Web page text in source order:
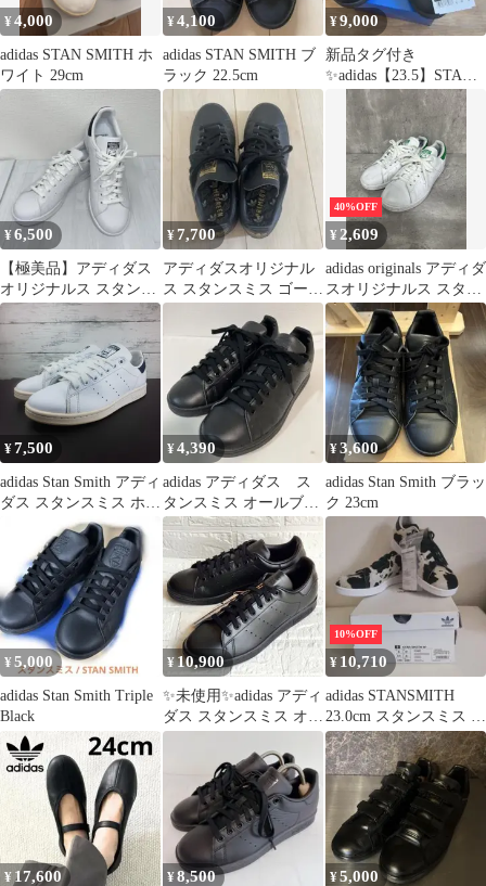
¥4,000
adidas STAN SMITH ホ
ワイト 29cm
¥4,100
adidas STAN SMITH ブ
ラック 22.5cm
¥9,000
新品タグ付き
✨adidas【23.5】STAN
SMITH M20327
¥6,500
【極美品】アディダス
オリジナルス スタンス
ミス ホワイト 25.0cm
¥7,700
アディダスオリジナル
ス スタンスミス ゴール
ド ブラック
40%OFF
¥ 2,609
adidas originals アディダ
スオリジナルス スタン
スミス スニーカー
size23.5ｃｍ/黒ｘ緑 ■■
レディース
¥7,500
adidas Stan Smith アディ
ダス スタンスミス ホワ
イト 白 25cm メンズ ス
ニーカー M20325
U03106
¥4,390
adidas アディダス ス
タンスミス オールブラ
ック FX5499 23.5
¥3,600
adidas Stan Smith ブラッ
ク 23cm
¥ 5,000
adidas Stan Smith Triple
Black
¥10,900
✨未使用✨adidas アディ
ダス スタンスミス オー
ルブラック FX5499
10%OFF
¥ 10,710
adidas STANSMITH
23.0cm スタンスミス 箱
付き 未使用品
¥ 17,600 ¥8,500 ¥5,000